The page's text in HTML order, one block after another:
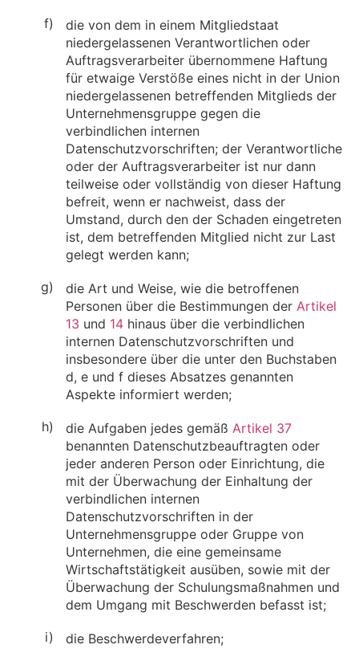
f)
die von dem in einem Mitgliedstaat
niedergelassenen Verantwortlichen oder
Auftragsverarbeiter übernommene Haftung
für etwaige Verstöße eines nicht in der Union
niedergelassenen betreffenden Mitglieds der
Unternehmensgruppe gegen die
verbindlichen internen
Datenschutzvorschriften; der Verantwortliche
oder der Auftragsverarbeiter ist nur dann
teilweise oder vollständig von dieser Haftung
befreit, wenn er nachweist, dass der
Umstand, durch den der Schaden eingetreten
ist, dem betreffenden Mitglied nicht zur Last
gelegt werden kann;
g)
die Art und Weise, wie die betroffenen
Personen über die Bestimmungen der Artikel
13 und 14 hinaus über die verbindlichen
internen Datenschutzvorschriften und
insbesondere über die unter den Buchstaben
d, e und f dieses Absatzes genannten
Aspekte informiert werden;
h)
die Aufgaben jedes gemäß Artikel 37
benannten Datenschutzbeauftragten oder
jeder anderen Person oder Einrichtung, die
mit der Überwachung der Einhaltung der
verbindlichen internen
Datenschutzvorschriften in der
Unternehmensgruppe oder Gruppe von
Unternehmen, die eine gemeinsame
Wirtschaftstätigkeit ausüben, sowie mit der
Überwachung der Schulungsmaßnahmen und
dem Umgang mit Beschwerden befasst ist;
i)
die Beschwerdeverfahren;